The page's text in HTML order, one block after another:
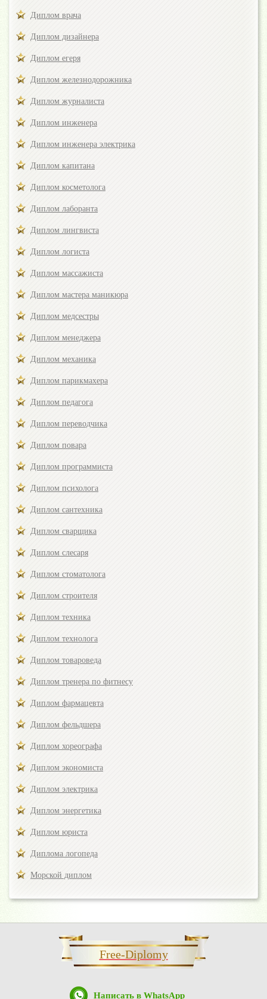
Диплом врача
Диплом дизайнера
Диплом егеря
Диплом железнодорожника
Диплом журналиста
Диплом инженера
Диплом инженера электрика
Диплом капитана
Диплом косметолога
Диплом лаборанта
Диплом лингвиста
Диплом логиста
Диплом массажиста
Диплом мастера маникюра
Диплом медсестры
Диплом менеджера
Диплом механика
Диплом парикмахера
Диплом педагога
Диплом переводчика
Диплом повара
Диплом программиста
Диплом психолога
Диплом сантехника
Диплом сварщика
Диплом слесаря
Диплом стоматолога
Диплом строителя
Диплом техника
Диплом технолога
Диплом товароведа
Диплом тренера по фитнесу
Диплом фармацевта
Диплом фельдшера
Диплом хореографа
Диплом экономиста
Диплом электрика
Диплом энергетика
Диплом юриста
Диплома логопеда
Морской диплом
Free-Diplomy
Написать в WhatsApp